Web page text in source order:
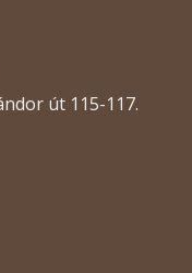
út 115-117.